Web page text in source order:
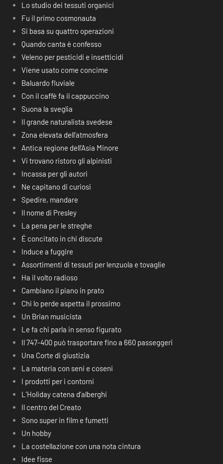
Lo studio dei tessuti organici
Fu il primo cosmonauta
Si basa su quattro operazioni
Quando canta è confesso
Veleno per pesticidi e insetticidi
Viene usato come concime
Baluardo fluviale
Con il caffè fa il cappuccino
Suona la sveglia
Il grande naturalista svedese
Zona elevata dell’atmosfera
Antica regione dell’Asia Minore
Vi trovano ristoro gli alpinisti
Incassa per gli autori
Ne capitano di curiosi
Spedire, mandare
Il nome di Presley
La pena per le streghe
É concitato in chi discute
Induce a fuggire
Assortimenti di tessuti per lenzuola e tovaglie
Ha il volto radioso
Cambiano il piano in prato
Chi lo perde aspetta il prossimo
Un Brian musicista
Le fa chi parla in senso figurato
Il 747-400 può trasportare fino a 660 passeggeri
Una Corte di giustizia
La materia con seni e coseni
I prodotti per i contorni
L’Holiday catena d’alberghi
Il centro del Creato
Sono super in film e fumetti
Un hobby
La costellazione con una nota cintura
Idee fisse